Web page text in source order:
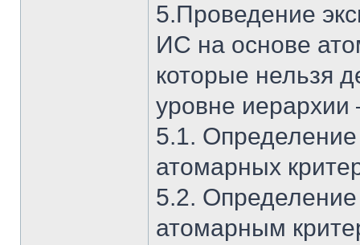
5.Проведение
ИС на основе
которые нельзя
уровне
5.1.
атомарных
5.2.
атомарным